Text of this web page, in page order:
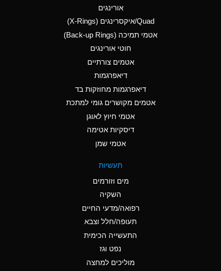
Aluminum Nitrate
(Aqueous)
Aluminum Phosphate
Ammonia Anhydrous
B
Ammonia Gas (cold)
A
Ammonia Gas (hot)
Ammonium Hydroxide
D
Ammonium Nitrate
אורינגים
Quad/איקסרינגים (X-Rings)
אטמי תמיכה (Back-up Rings)
חוטי אורינגים
אטמים צורתיים
דיאפרגמות
דיאפרגמות מחוזקות בד
אטמים מקושרים גומי למתכת
אטמי חיוץ לאוגן
דיסקיות אטימה
אטמי שמן
תעשיות
מים וזורמים
השקיה
רפואה/מדעי החיים
תעופה/חלל וצבא
התעשייה הכימית
נפט וגז
מוליכים למחצה